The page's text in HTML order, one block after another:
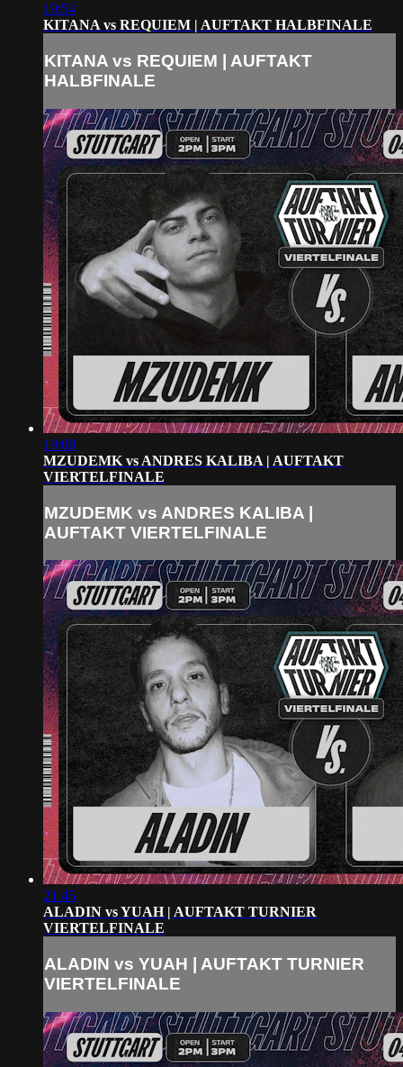
19:54
KITANA vs REQUIEM | AUFTAKT HALBFINALE
KITANA vs REQUIEM | AUFTAKT
HALBFINALE
19:08
MZUDEMK vs ANDRES KALIBA | AUFTAKT
VIERTELFINALE
MZUDEMK vs ANDRES KALIBA |
AUFTAKT VIERTELFINALE
21:45
ALADIN vs YUAH | AUFTAKT TURNIER
VIERTELFINALE
ALADIN vs YUAH | AUFTAKT TURNIER
VIERTELFINALE